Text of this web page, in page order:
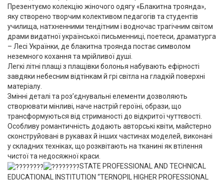
Презентуємо колекцію жіночого одягу «Блакитна троянда»,
яку створено творчим колективом педагогів та студентів
училища, натхненними тендітним і водночас трагічним світом
драми видатної української письменниці, поетеси, драматурга
– Лесі Українки, де блакитна троянда постає символом
неземного кохання та мрійливої душі.
Легкі літні плащі з плащівки болонья набувають ефірності
завдяки небесним відтінкам й грі світла на гладкій поверхні
матеріалу.
Змінні деталі та роз’єднувальні елементи дозволяють
створювати мінливі, наче настрій героїні, образи, що
трансформуються від стриманості до відкритої чуттєвості.
Особливу романтичність додають авторські квіти, майстерно
сконструйовані в рукавах й інших частинах моделей, виконані
у складних техніках, що розквітають на тканині як втілення
чистої та недосяжної краси.
STATE PROFESSIONAL AND TECHNICAL
EDUCATIONAL INSTITUTION “TERNOPIL HIGHER PROFESSIONAL